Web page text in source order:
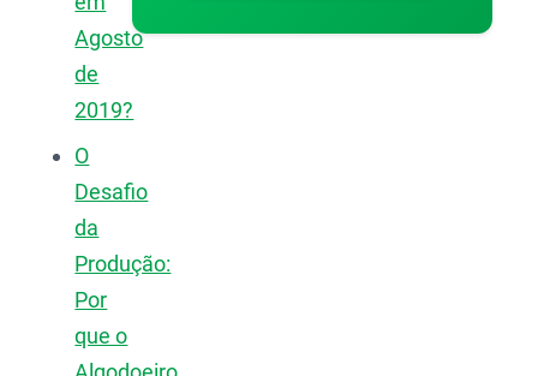
Agosto
de
2019?
O
Desafio
da
Produção:
Por
que o